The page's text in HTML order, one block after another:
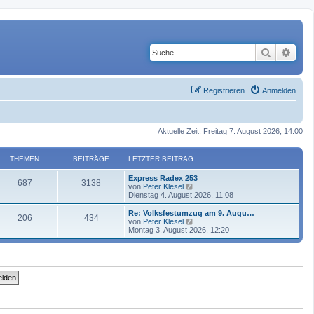
Suche
Anmelden
Registrieren
Aktuelle Zeit: Freitag 7. August 2026, 14:00
THEMEN BEITRÄGE LETZTER BEITRAG
687 3138
Express Radex 253
von Peter Klesel
e
u
e
t
r
i
Dienstag 4. August 2026, 11:08
206 434
Re: Volksfestumzug am 9. Augu…
von Peter Klesel
e
u
Montag 3. August 2026, 12:20